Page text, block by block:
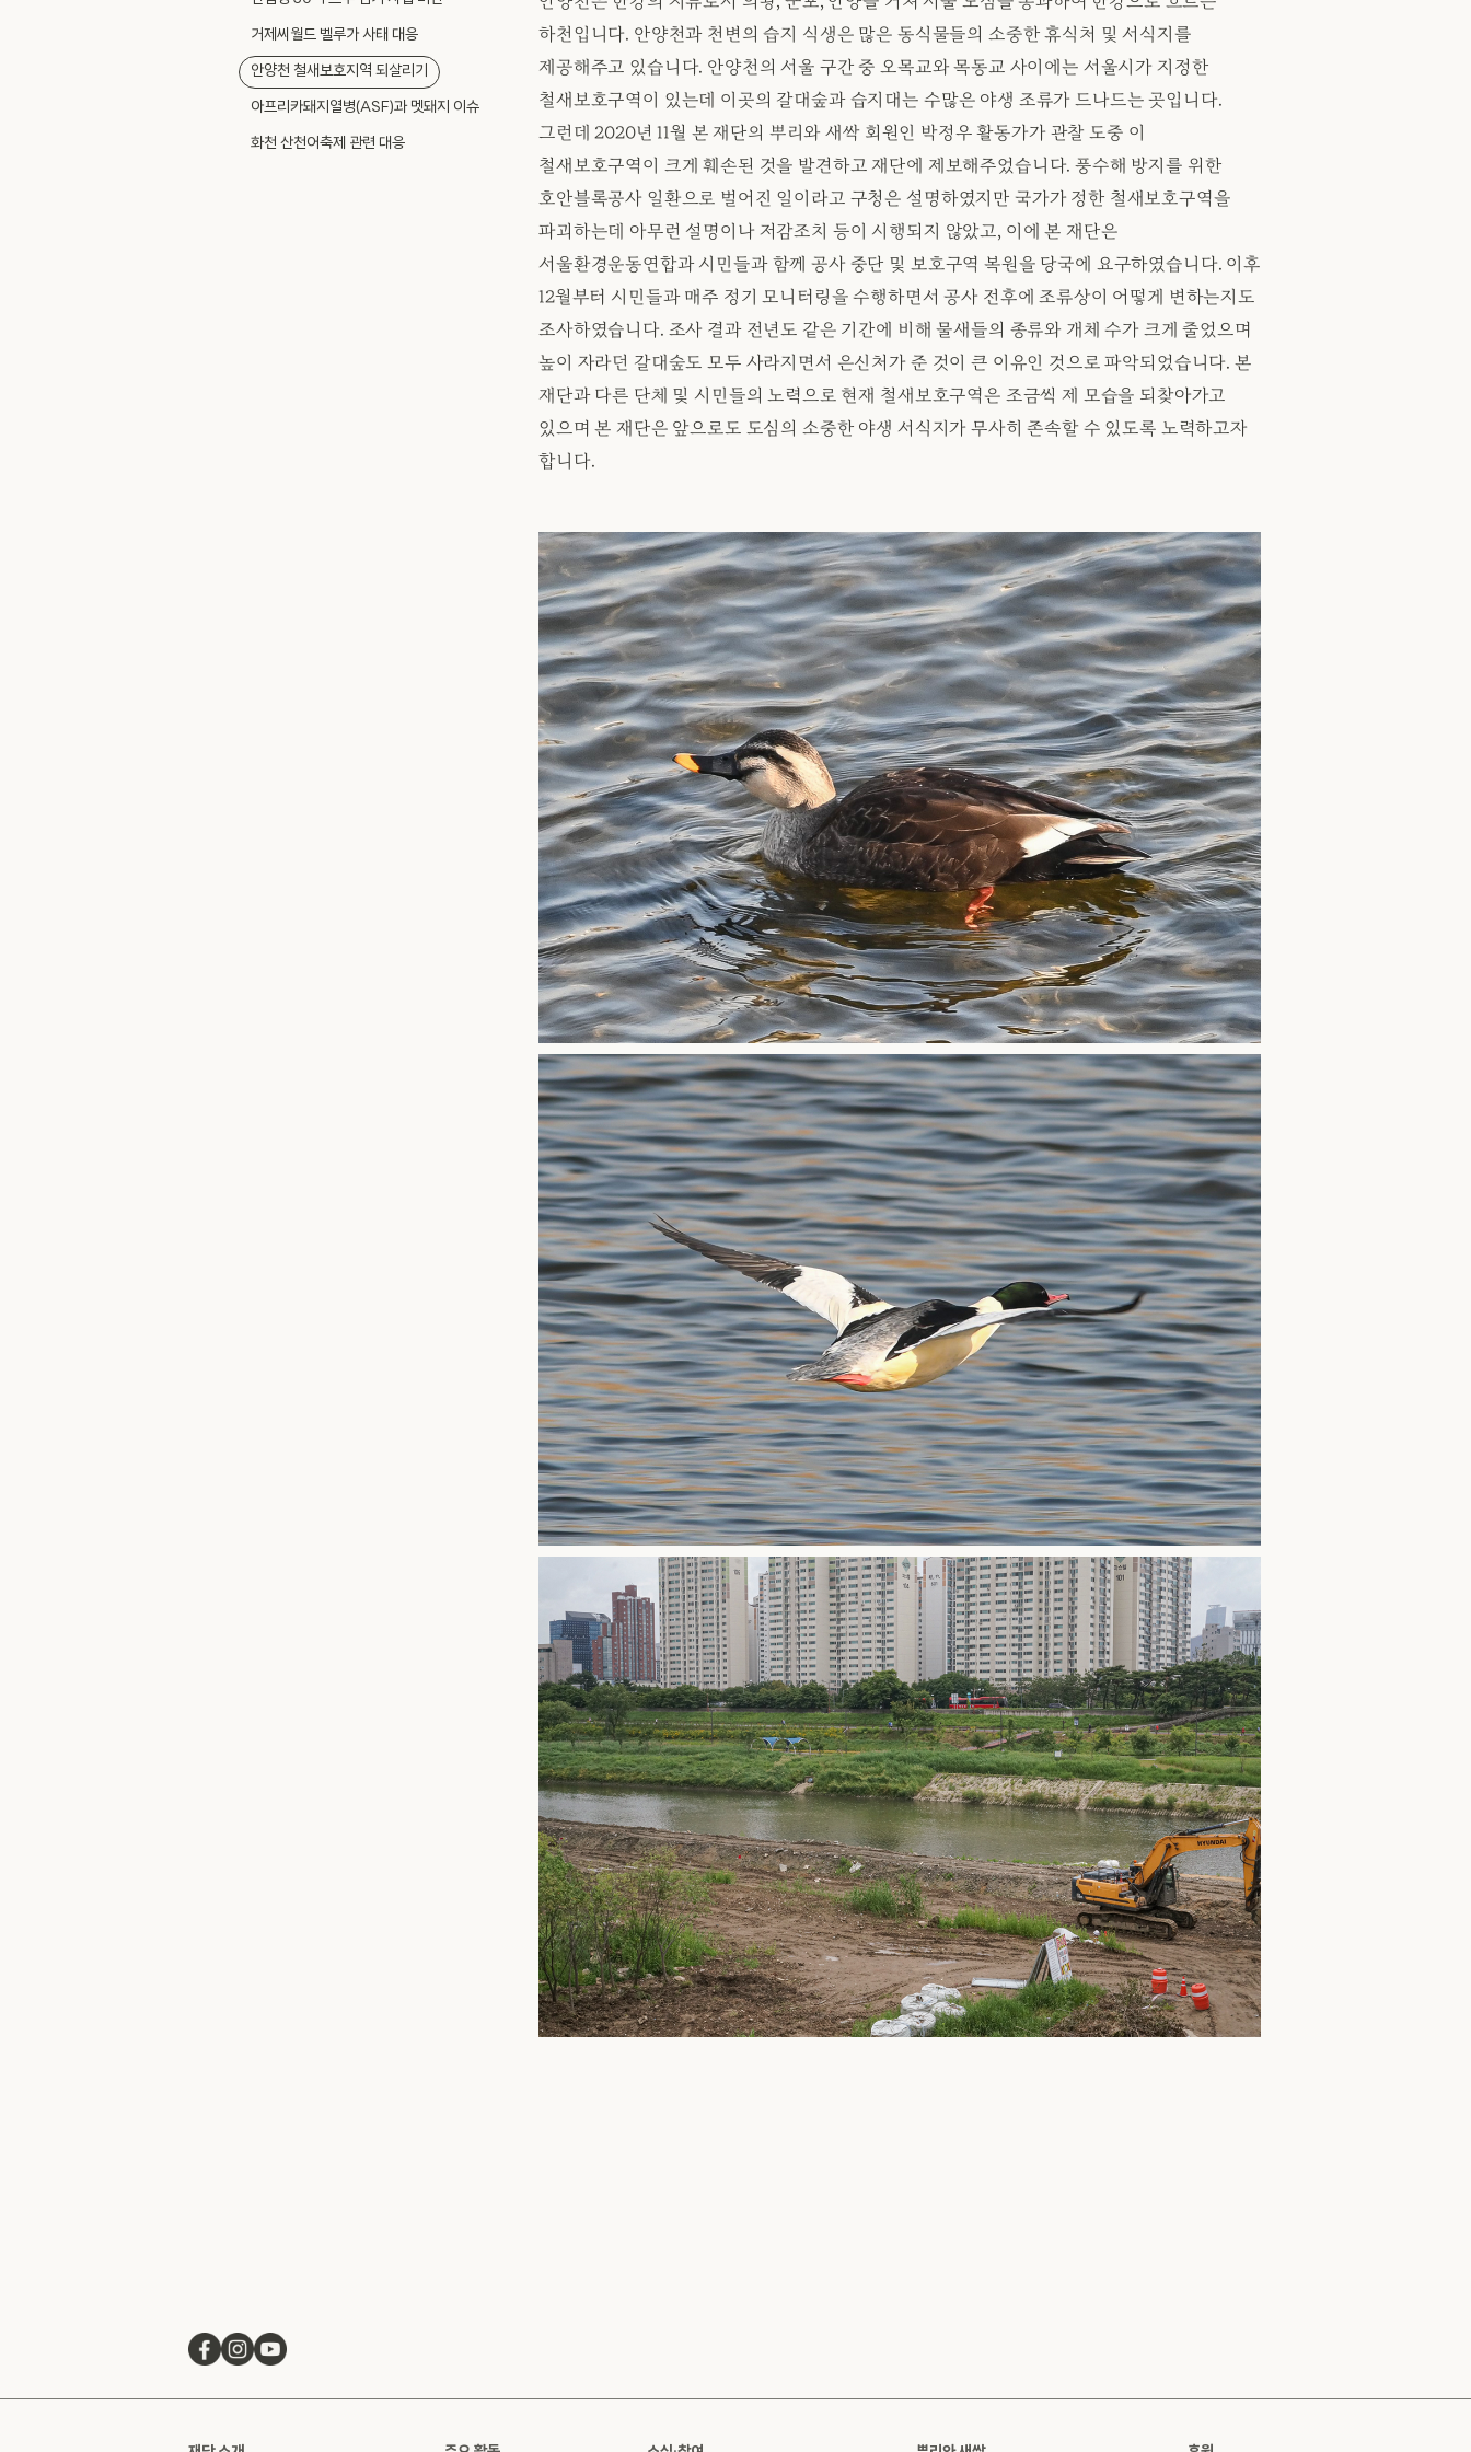
거제씨월드 벨루가 사태 대응
안양천 철새보호지역 되살리기
아프리카돼지열병(ASF)과 멧돼지 이슈
화천 산천어축제 관련 대응
하천입니다. 안양천과 천변의 습지 식생은 많은 동식물들의 소중한 휴식처 및 서식지를
제공해주고 있습니다. 안양천의 서울 구간 중 오목교와 목동교 사이에는 서울시가 지정한
철새보호구역이 있는데 이곳의 갈대숲과 습지대는 수많은 야생 조류가 드나드는 곳입니다.
그런데 2020년 11월 본 재단의 뿌리와 새싹 회원인 박정우 활동가가 관찰 도중 이
철새보호구역이 크게 훼손된 것을 발견하고 재단에 제보해주었습니다. 풍수해 방지를 위한
호안블록공사 일환으로 벌어진 일이라고 구청은 설명하였지만 국가가 정한 철새보호구역을
파괴하는데 아무런 설명이나 저감조치 등이 시행되지 않았고, 이에 본 재단은
서울환경운동연합과 시민들과 함께 공사 중단 및 보호구역 복원을 당국에 요구하였습니다. 이후
12월부터 시민들과 매주 정기 모니터링을 수행하면서 공사 전후에 조류상이 어떻게 변하는지도
조사하였습니다. 조사 결과 전년도 같은 기간에 비해 물새들의 종류와 개체 수가 크게 줄었으며
높이 자라던 갈대숲도 모두 사라지면서 은신처가 준 것이 큰 이유인 것으로 파악되었습니다. 본
재단과 다른 단체 및 시민들의 노력으로 현재 철새보호구역은 조금씩 제 모습을 되찾아가고
있으며 본 재단은 앞으로도 도심의 소중한 야생 서식지가 무사히 존속할 수 있도록 노력하고자
합니다.